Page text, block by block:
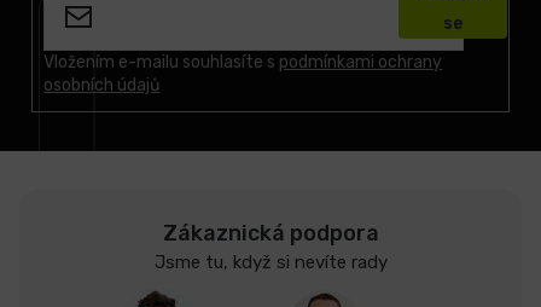
Vložením e-mailu souhlasíte s podmínkami ochrany
osobních údajů
se
Zákaznická podpora
Jsme tu, když si nevíte rady